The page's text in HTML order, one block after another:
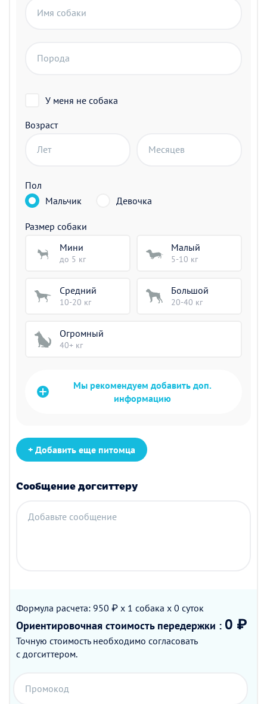
Имя собаки
Порода
У меня не собака
Возраст
Лет Месяцев
Пол
Мальчик
Девочка
Размер собаки
Мини
до 5 кг
Малый
5-10 кг
Средний
10-20 кг
Большой
20-40 кг
Огромный
40+ кг
Мы рекомендуем добавить доп.
информацию
+ Добавить еще питомца
Сообщение догситтеру
Добавьте сообщение
Формула расчета: 950 ₽ x 1 собака x 0 суток
Ориентировочная стоимость передержки : 0 ₽
Точную стоимость необходимо согласовать
с догситтером.
Промокод